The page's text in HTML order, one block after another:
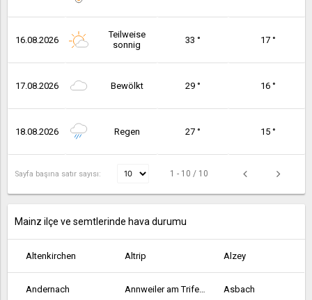
16.08.2026
Teilweise
sonnig
33 ° 17 °
17.08.2026 Bewölkt 29 ° 16 °
18.08.2026 Regen 27 ° 15 °
Sayfa başına satır sayısı: 1 - 10 / 10
Mainz ilçe ve semtlerinde hava durumu
Altenkirchen Altrip Alzey
Andernach Annweiler am Trifels Asbach